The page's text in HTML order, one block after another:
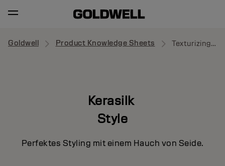
Goldwell Product Knowledge Sheets Texturizing Finish Spray
Kerasilk
Style
Perfektes Styling mit einem Hauch von Seide.